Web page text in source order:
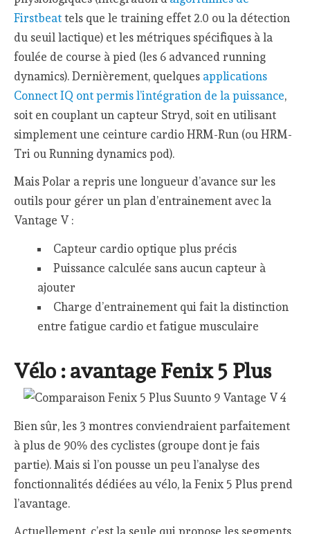
Firstbeat tels que le training effet 2.0 ou la détection
du seuil lactique) et les métriques spécifiques à la
foulée de course à pied (les 6 advanced running
dynamics). Dernièrement, quelques applications
Connect IQ ont permis l’intégration de la puissance,
soit en couplant un capteur Stryd, soit en utilisant
simplement une ceinture cardio HRM-Run (ou HRM-
Tri ou Running dynamics pod).
Mais Polar a repris une longueur d’avance sur les
outils pour gérer un plan d’entrainement avec la
Vantage V :
Capteur cardio optique plus précis
Puissance calculée sans aucun capteur à
ajouter
Charge d’entrainement qui fait la distinction
entre fatigue cardio et fatigue musculaire
Vélo : avantage Fenix 5 Plus
Bien sûr, les 3 montres conviendraient parfaitement
à plus de 90% des cyclistes (groupe dont je fais
partie). Mais si l’on pousse un peu l’analyse des
fonctionnalités dédiées au vélo, la Fenix 5 Plus prend
l’avantage.